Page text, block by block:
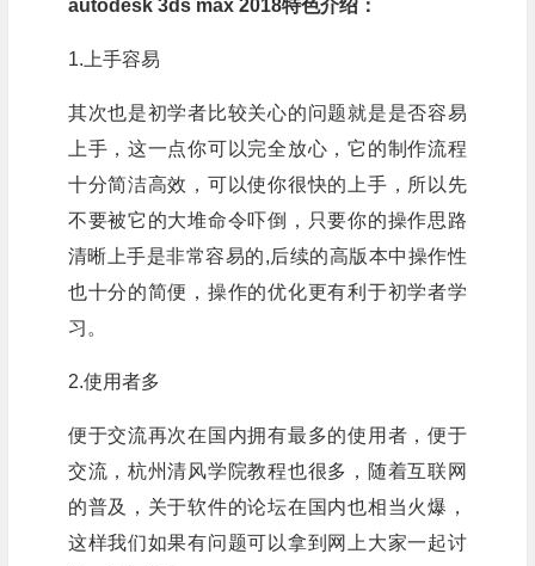
autodesk 3ds max 2018特色介绍：
1.上手容易
其次也是初学者比较关心的问题就是是否容易
上手，这一点你可以完全放心，它的制作流程
十分简洁高效，可以使你很快的上手，所以先
不要被它的大堆命令吓倒，只要你的操作思路
清晰上手是非常容易的,后续的高版本中操作性
也十分的简便，操作的优化更有利于初学者学
习。
2.使用者多
便于交流再次在国内拥有最多的使用者，便于
交流，杭州清风学院教程也很多，随着互联网
的普及，关于软件的论坛在国内也相当火爆，
这样我们如果有问题可以拿到网上大家一起讨